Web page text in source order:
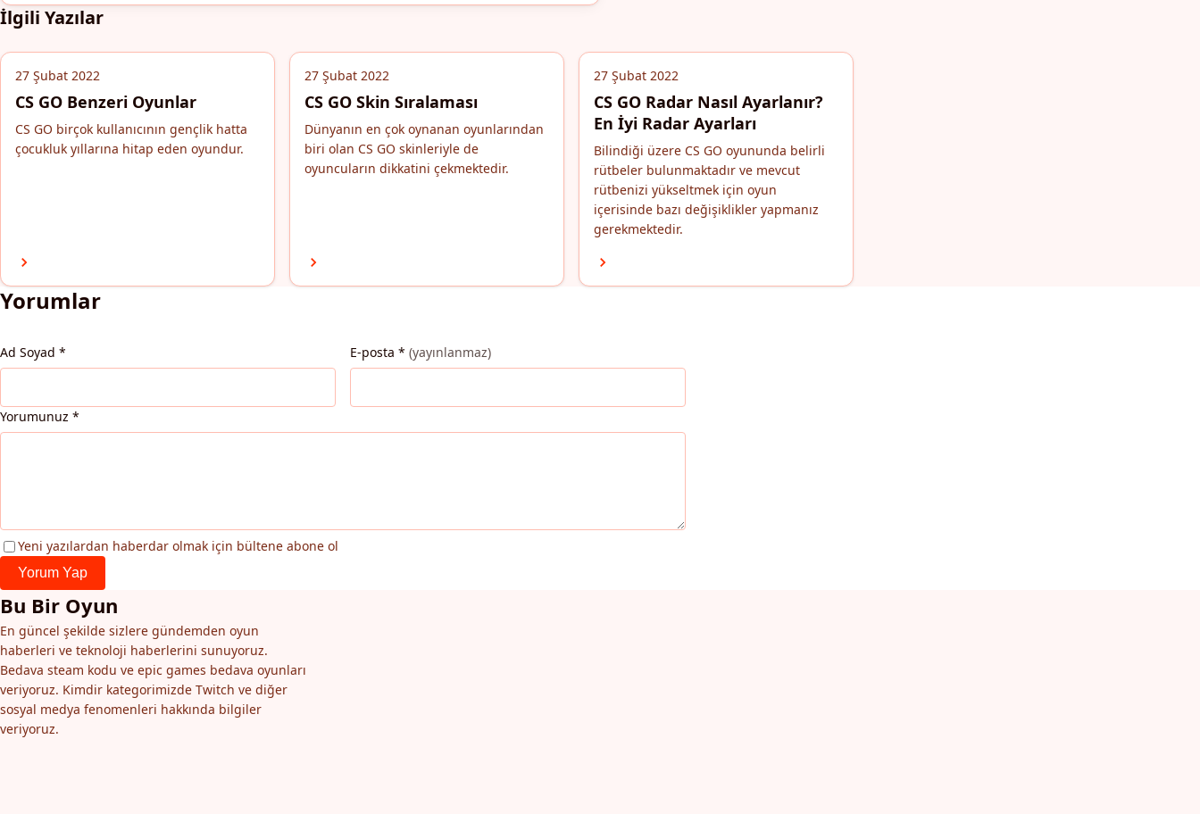
İlgili Yazılar
27 Şubat 2022
CS GO Benzeri Oyunlar
CS GO birçok kullanıcının gençlik hatta
çocukluk yıllarına hitap eden oyundur.
27 Şubat 2022
CS GO Skin Sıralaması
Dünyanın en çok oynanan oyunlarından
biri olan CS GO skinleriyle de
oyuncuların dikkatini çekmektedir.
27 Şubat 2022
CS GO Radar Nasıl Ayarlanır?
En İyi Radar Ayarları
Bilindiği üzere CS GO oyununda belirli
rütbeler bulunmaktadır ve mevcut
rütbenizi yükseltmek için oyun
içerisinde bazı değişiklikler yapmanız
gerekmektedir.
Yorumlar
Ad Soyad * E-posta * (yayınlanmaz)
Yorumunuz *
Yeni yazılardan haberdar olmak için bültene abone ol
Yorum Yap
Bu Bir Oyun
En güncel şekilde sizlere gündemden oyun
haberleri ve teknoloji haberlerini sunuyoruz.
Bedava steam kodu ve epic games bedava oyunları
veriyoruz. Kimdir kategorimizde Twitch ve diğer
sosyal medya fenomenleri hakkında bilgiler
veriyoruz.